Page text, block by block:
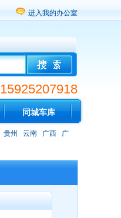
进入我的办公室
15925207918
同城车库
贵州 云南 广西
广